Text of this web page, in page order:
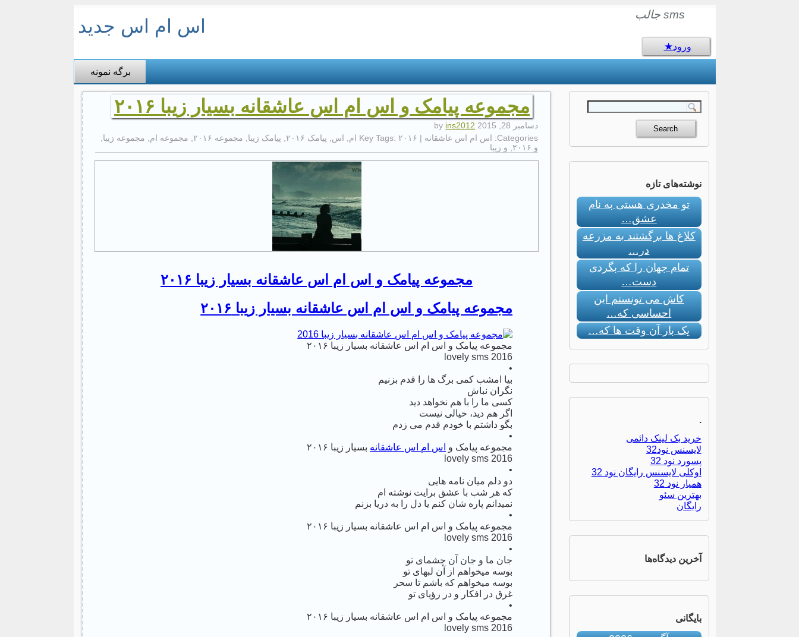
اس ام اس جدید
sms جالب
ورود
برگه نمونه
مجموعه پیامک و اس ام اس عاشقانه بسیار زیبا ۲۰۱۶
دسامبر 28, 2015
ins2012
Categories:
اس ام اس عاشقانه | Key Tags: ۲۰۱۶ ام اس پیامک ۲۰۱۶ , پیامک زیبا مجموعه ۲۰۱۶ , مجموعه ام مجموعه زیبا
و ۲۰۱۶
, و زیبا
مجموعه پیامک و اس ام اس عاشقانه بسیار زیبا ۲۰۱۶
مجموعه پیامک و اس ام اس عاشقانه بسیار زیبا ۲۰۱۶
مجموعه پیامک و اس ام اس عاشقانه بسیار زیبا ۲۰۱۶
lovely sms 2016
•
بیا امشب کمی برگ ها را قدم بزنیم
نگران نباش
کسی ما را با هم نخواهد دید
اگر هم دید، خیالی نیست
بگو داشتم با خودم قدم می زدم
•
مجموعه پیامک و اس ام اس عاشقانه بسیار زیبا ۲۰۱۶
lovely sms 2016
•
دو دلم میان نامه هایی
که هر شب با عشق برایت نوشته ام
نمیدانم پاره شان کنم یا دل را به دریا بزنم
•
مجموعه پیامک و اس ام اس عاشقانه بسیار زیبا ۲۰۱۶
lovely sms 2016
•
جان ما و جان آن چشمای تو
بوسه میخواهم از آن لبهای تو
بوسه میخواهم که باشم تا سحر
غرق در افکار و در رؤیای تو
•
مجموعه پیامک و اس ام اس عاشقانه بسیار زیبا ۲۰۱۶
lovely sms 2016
نوشته‌های تازه
تو مخدری هستی به نام
عشق…
کلاغ ها برگشتند به مزرعه
در…
تمام جهان را که بگردی
دست…
کاش می تونستم این
احساسی که…
یک بار آن وقت ها که…
.
خرید بک لینک دائمی
لایسنس نود32
پسورد نود 32
اوکلی لایسنس رایگان نود 32
همیار نود 32
بهترین سئو
رایگان
آخرین دیدگاه‌ها
بایگانی